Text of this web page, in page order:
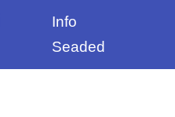
Info
Seaded